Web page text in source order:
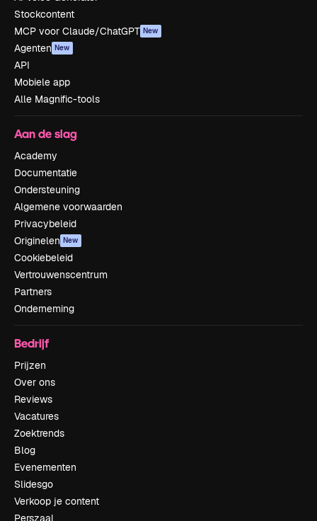
Stockcontent
MCP voor Claude/ChatGPT New
Agenten New
API
Mobiele app
Alle Magnific-tools
Aan de slag
Academy
Documentatie
Ondersteuning
Algemene voorwaarden
Privacybeleid
Originelen New
Cookiebeleid
Vertrouwenscentrum
Partners
Onderneming
Bedrijf
Prijzen
Over ons
Reviews
Vacatures
Zoektrends
Blog
Evenementen
Slidesgo
Verkoop je content
Perszaal